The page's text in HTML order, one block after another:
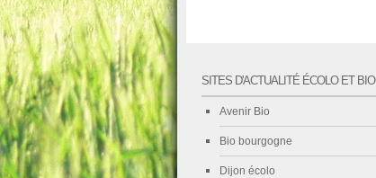
SITES D'ACTUALITÉ ÉCOLO ET BIO
Avenir Bio
Bio bourgogne
Dijon écolo